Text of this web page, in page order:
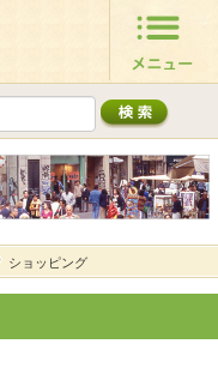
ショッピング